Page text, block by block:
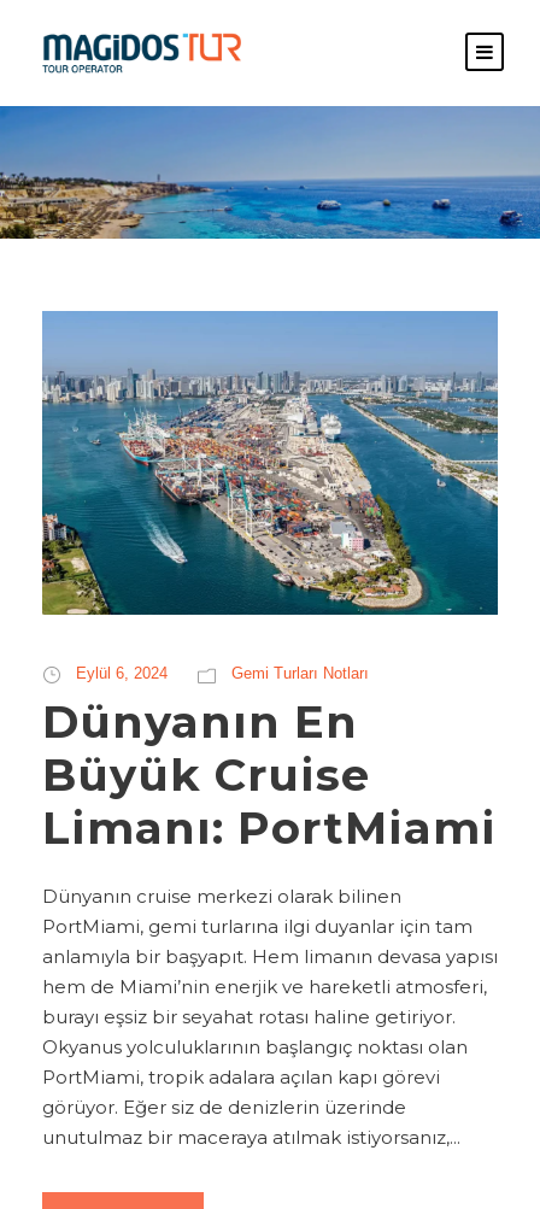
Eylül 6, 2024 Gemi Turları Notları
Dünyanın En
Büyük Cruise
Limanı: PortMiami
Dünyanın cruise merkezi olarak bilinen
PortMiami, gemi turlarına ilgi duyanlar için tam
anlamıyla bir başyapıt. Hem limanın devasa yapısı
hem de Miami’nin enerjik ve hareketli atmosferi,
burayı eşsiz bir seyahat rotası haline getiriyor.
Okyanus yolculuklarının başlangıç noktası olan
PortMiami, tropik adalara açılan kapı görevi
görüyor. Eğer siz de denizlerin üzerinde
unutulmaz bir maceraya atılmak istiyorsanız,...